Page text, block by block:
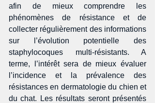
afin de mieux comprendre les
phénomènes de résistance et de
collecter régulièrement des informations
sur l’évolution potentielle des
staphylocoques multi-résistants. A
terme, l’intérêt sera de mieux évaluer
l’incidence et la prévalence des
résistances en dermatologie du chien et
du chat. Les résultats seront présentés